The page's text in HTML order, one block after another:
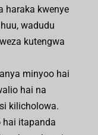
haraka kwenye
wadudu
kutengwa
minyoo hai
hai na
kilicholowa.
hai itapanda